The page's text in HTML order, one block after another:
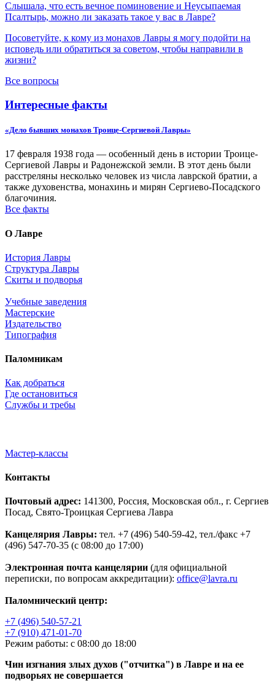
Слышала, что есть вечное поминовение и Неусыпаемая
Псалтырь, можно ли заказать такое у вас в Лавре?
Посоветуйте, к кому из монахов Лавры я могу подойти на
исповедь или обратиться за советом, чтобы направили в
жизни?
Все вопросы
Интересные факты
«Дело бывших монахов Троице-Сергиевой Лавры»
17 февраля 1938 года — особенный день в истории Троице-
Сергиевой Лавры и Радонежской земли. В этот день были
расстреляны несколько человек из числа лаврской братии, а
также духовенства, монахинь и мирян Сергиево-Посадского
благочиния.
Все факты
О Лавре
История Лавры
Структура Лавры
Скиты и подворья
Учебные заведения
Мастерские
Издательство
Типография
Паломникам
Как добраться
Где остановиться
Службы и требы
Мастер-классы
Контакты
Почтовый адрес: 141300, Россия, Московская обл., г. Сергиев
Посад, Свято-Троицкая Сергиева Лавра
Канцелярия Лавры: тел. +7 (496) 540-59-42, тел./факс +7
(496) 547-70-35 (с 08:00 до 17:00)
Электронная почта канцелярии (для официальной
переписки, по вопросам аккредитации): office@lavra.ru
Паломнический центр:
+7 (496) 540-57-21
+7 (910) 471-01-70
Режим работы: с 08:00 до 18:00
Чин изгнания злых духов ("отчитка") в Лавре и на ее
подворьях не совершается